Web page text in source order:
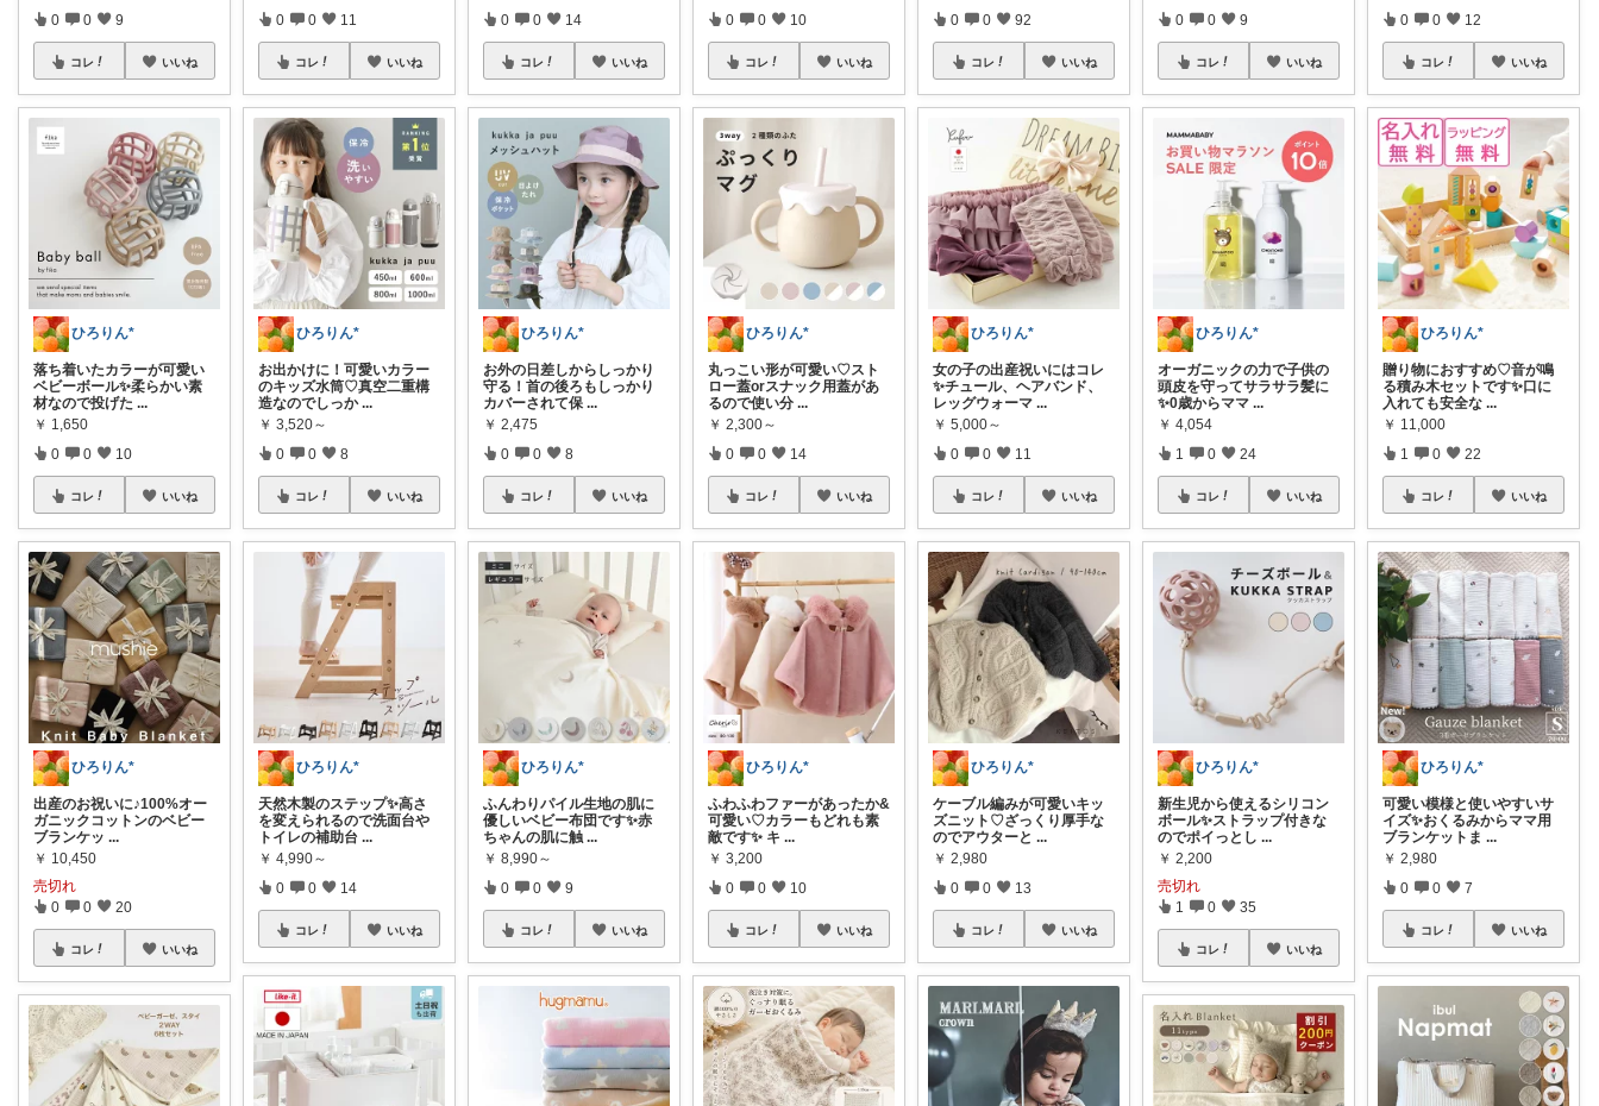
0 0 9
コレ いいね
ひろりん*
落ち着いたカラーが可愛い
ベビーボール✨柔らかい素
材なので投げた ...
￥ 1,650
0 0 10
コレ いいね
ひろりん*
出産のお祝いに♪100%オー
ガニックコットンのベビー
ブランケッ ...
￥ 10,450
売切れ
0 0 20
コレ いいね
0 0 11
コレ いいね
ひろりん*
お出かけに！可愛いカラー
のキッズ水筒♡真空二重構
造なのでしっか ...
￥ 3,520～
0 0 8
コレ いいね
ひろりん*
天然木製のステップ✨高さ
を変えられるので洗面台や
トイレの補助台 ...
￥ 4,990～
0 0 14
コレ いいね
0 0 14
コレ いいね
ひろりん*
お外の日差しからしっかり
守る！首の後ろもしっかり
カバーされて保 ...
￥ 2,475
0 0 8
コレ いいね
ひろりん*
ふんわりパイル生地の肌に
優しいベビー布団です✨赤
ちゃんの肌に触 ...
￥ 8,990～
0 0 9
コレ いいね
0 0 10
コレ いいね
ひろりん*
丸っこい形が可愛い♡スト
ロー蓋orスナック用蓋があ
るので使い分 ...
￥ 2,300～
0 0 14
コレ いいね
ひろりん*
ふわふわファーがあったか&
可愛い♡カラーもどれも素
敵です✨ キ ...
￥ 3,200
0 0 10
コレ いいね
0 0 92
コレ いいね
ひろりん*
女の子の出産祝いにはコレ
✨チュール、ヘアバンド、
レッグウォーマ ...
￥ 5,000～
0 0 11
コレ いいね
ひろりん*
ケーブル編みが可愛いキッ
ズニット♡ざっくり厚手な
のでアウターと ...
￥ 2,980
0 0 13
コレ いいね
0 0 9
コレ いいね
ひろりん*
オーガニックの力で子供の
頭皮を守ってサラサラ髪に
✨0歳からママ ...
￥ 4,054
1 0 24
コレ いいね
ひろりん*
新生児から使えるシリコン
ボール✨ストラップ付きな
のでポイっとし ...
￥ 2,200
売切れ
1 0 35
コレ いいね
0 0 12
コレ いいね
ひろりん*
贈り物におすすめ♡音が鳴
る積み木セットです✨口に
入れても安全な ...
￥ 11,000
1 0 22
コレ いいね
ひろりん*
可愛い模様と使いやすいサ
イズ✨おくるみからママ用
ブランケットま ...
￥ 2,980
0 0 7
コレ いいね